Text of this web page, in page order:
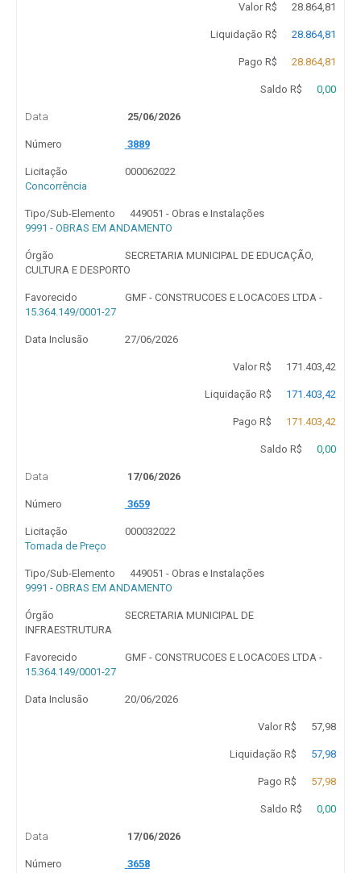
Valor R$ 28.864,81
Liquidação R$ 28.864,81
Pago R$ 28.864,81
Saldo R$ 0,00
Data 25/06/2026
Número 3889
Licitação
000062022
Concorrência
Tipo/Sub-Elemento
449051 - Obras e Instalações
9991 - OBRAS EM ANDAMENTO
Órgão
SECRETARIA MUNICIPAL DE EDUCAÇÃO,
CULTURA E DESPORTO
Favorecido
GMF - CONSTRUCOES E LOCACOES LTDA -
15.364.149/0001-27
Data Inclusão 27/06/2026
Valor R$ 171.403,42
Liquidação R$ 171.403,42
Pago R$ 171.403,42
Saldo R$ 0,00
Data 17/06/2026
Número 3659
Licitação
000032022
Tomada de Preço
Tipo/Sub-Elemento
449051 - Obras e Instalações
9991 - OBRAS EM ANDAMENTO
Órgão
SECRETARIA MUNICIPAL DE
INFRAESTRUTURA
Favorecido
GMF - CONSTRUCOES E LOCACOES LTDA -
15.364.149/0001-27
Data Inclusão 20/06/2026
Valor R$ 57,98
Liquidação R$ 57,98
Pago R$ 57,98
Saldo R$ 0,00
Data 17/06/2026
Número 3658